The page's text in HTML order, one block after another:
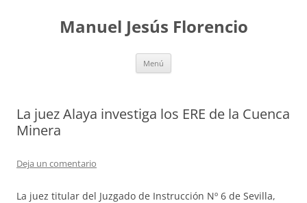
contenidoManuel Jesús Florencio
Menú
La juez Alaya investiga los ERE de la Cuenca
Minera
Deja un comentario
La juez titular del Juzgado de Instrucción Nº 6 de Sevilla,